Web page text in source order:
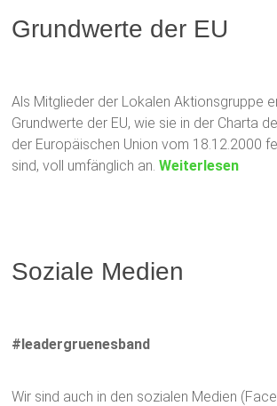
Grundwerte der EU
Als Mitglieder der Lokalen Aktionsgruppe
Grundwerte der EU, wie sie in der Charta
der Europäischen Union vom 18.12.2000
sind, voll umfänglich an.Weiterlesen
Soziale Medien
#leadergruenesband
Wir sind auch in den sozialen Medien